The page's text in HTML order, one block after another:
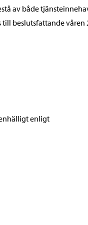
av både
beslutsfattande våren
enligt